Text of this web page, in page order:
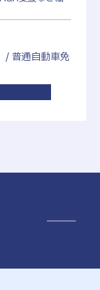
/ 普通自動車免